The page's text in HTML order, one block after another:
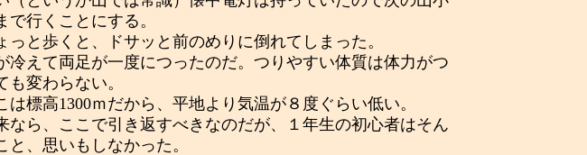
で行くことにする。
っと歩くと、ドサッと前のめりに倒れてしまった。
冷えて両足が一度につったのだ。つりやすい体質は体力がつ
も変わらない。
は標高1300ｍだから、平地より気温が８度ぐらい低い。
なら、ここで引き返すべきなのだが、１年生の初心者はそん
と、思いもしなかった。